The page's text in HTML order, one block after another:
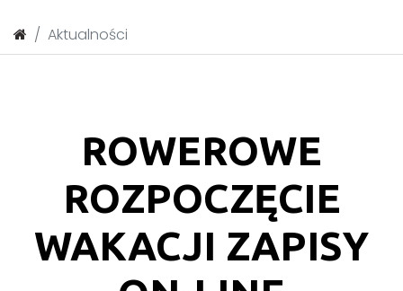
Aktualności
ROWEROWE
ROZPOCZĘCIE
WAKACJI ZAPISY